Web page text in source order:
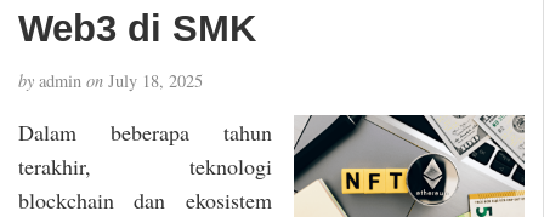
o
n
Web3 di SMK
by admin on July 18, 2025
Dalam beberapa tahun
terakhir, teknologi
blockchain dan ekosistem